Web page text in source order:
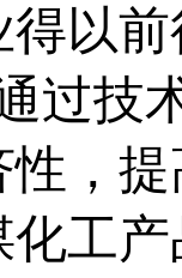
以
过技
，
工